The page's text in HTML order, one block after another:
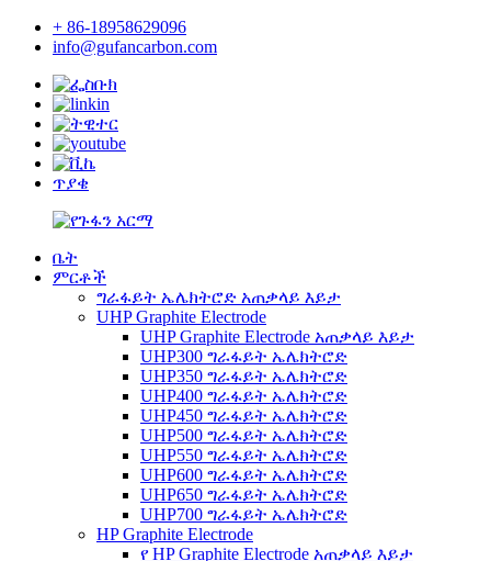
+ 86-18958629096
info@gufancarbon.com
ጥያቄ
ቤት
ምርቶች
ግራፋይት ኤሌክትሮድ አጠቃላይ እይታ
UHP Graphite Electrode
UHP Graphite Electrode አጠቃላይ እይታ
UHP300 ግራፋይት ኤሌክትሮድ
UHP350 ግራፋይት ኤሌክትሮድ
UHP400 ግራፋይት ኤሌክትሮድ
UHP450 ግራፋይት ኤሌክትሮድ
UHP500 ግራፋይት ኤሌክትሮድ
UHP550 ግራፋይት ኤሌክትሮድ
UHP600 ግራፋይት ኤሌክትሮድ
UHP650 ግራፋይት ኤሌክትሮድ
UHP700 ግራፋይት ኤሌክትሮድ
HP Graphite Electrode
የ HP Graphite Electrode አጠቃላይ እይታ